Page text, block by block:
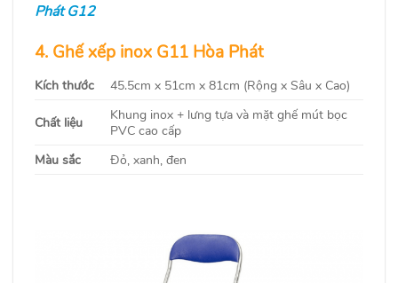
Phát G12
4. Ghế xếp inox G11 Hòa Phát
Kích thước 45.5cm x 51cm x 81cm (Rộng x Sâu x Cao)
Chất liệu
Khung inox + lưng tựa và mặt ghế mút bọc
PVC cao cấp
Màu sắc
Đỏ, xanh, đen